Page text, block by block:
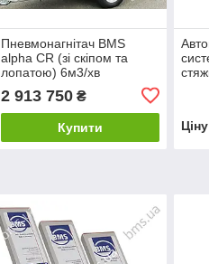
Пневмонагнітач BMS
alpha CR (зі скіпом та
лопатою) 6м3/хв
2 913 750₴
Купити